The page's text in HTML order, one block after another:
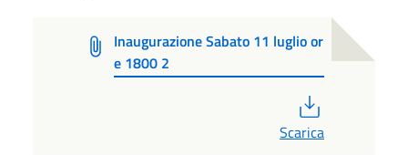
Inaugurazione Sabato 11 luglio or
e 1800 2
Scarica